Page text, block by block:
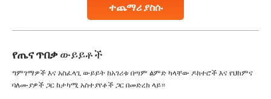
ተጨማሪ ያስሱ
የጤና ጥበቃውይይቶች
ግምገማዎች እና አስፈላጊ ውይይት ከአገሪቱ በጣም ልምድ ካላቸው ዶክተሮች እና የህክምና
ባለሙያዎች ጋር ከታካሚ አስተያየቶች ጋር በመድረክ ላይ።